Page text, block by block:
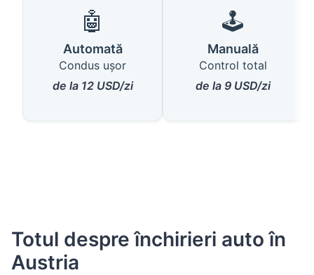
🤖
Automată
Condus ușor
de la 12 USD/zi
🕹️
Manuală
Control total
de la 9 USD/zi
Totul despre închirieri auto în
Austria